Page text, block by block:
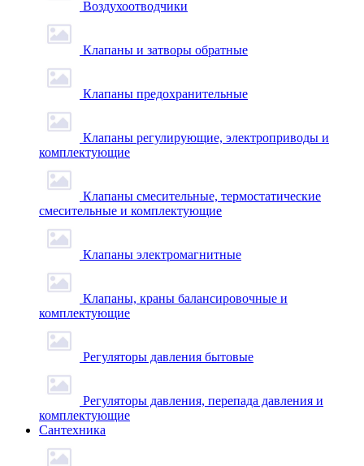
Воздухоотводчики
Клапаны и затворы обратные
Клапаны предохранительные
Клапаны регулирующие, электроприводы и
комплектующие
Клапаны смесительные, термостатические
смесительные и комплектующие
Клапаны электромагнитные
Клапаны, краны балансировочные и
комплектующие
Регуляторы давления бытовые
Регуляторы давления, перепада давления и
комплектующие
Сантехника